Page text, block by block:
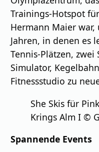
Trainings-Hotspot
Hermann Maier war,
Jahren, in denen es
Tennis-Plätzen,
Simulator,
Fitnessstudio zu
She Skis für
Krings Alm I ©
Spannende Events